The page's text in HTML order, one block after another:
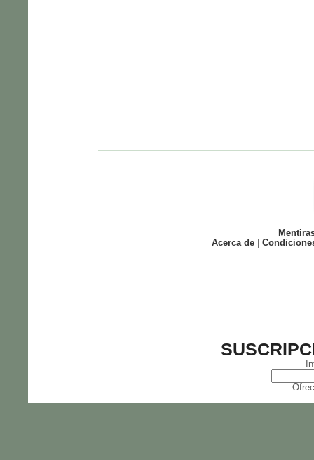
Acerca de